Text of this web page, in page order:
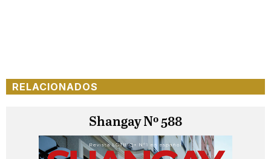
RELACIONADOS
Shangay Nº 588